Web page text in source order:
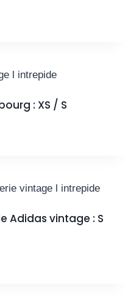
: XS / S
Adidas vintage : S